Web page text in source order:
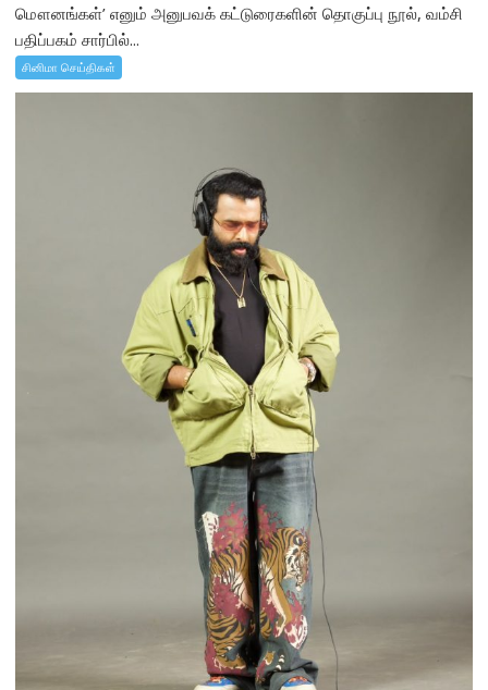
மௌனங்கள்’ எனும் அனுபவக் கட்டுரைகளின் தொகுப்பு நூல், வம்சி
பதிப்பகம் சார்பில்...
சினிமா செய்திகள்